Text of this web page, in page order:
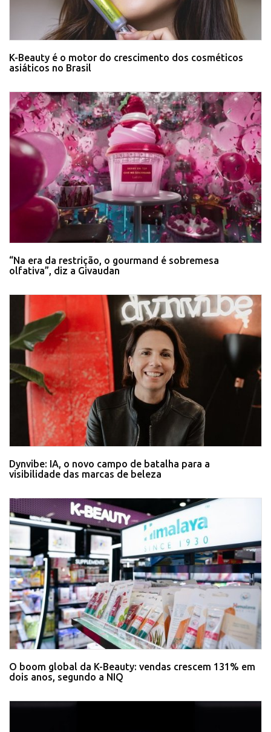
K-Beauty é o motor do crescimento dos cosméticos
asiáticos no Brasil
“Na era da restrição, o gourmand é sobremesa
olfativa”, diz a Givaudan
Dynvibe: IA, o novo campo de batalha para a
visibilidade das marcas de beleza
O boom global da K-Beauty: vendas crescem 131% em
dois anos, segundo a NIQ